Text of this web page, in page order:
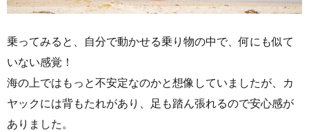
乗ってみると、自分で動かせる乗り物の中で、何にも似て
いない感覚！
海の上ではもっと不安定なのかと想像していましたが、カ
ヤックには背もたれがあり、足も踏ん張れるので安心感が
ありました。